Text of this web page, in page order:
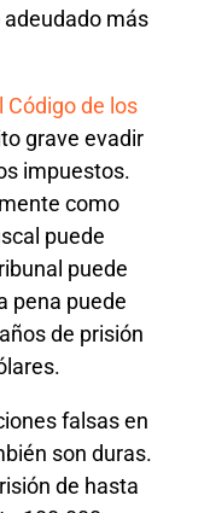
más
Código de los
grave evadir
impuestos.
como
puede
puede
pena puede
de prisión
falsas en
son duras.
de hasta